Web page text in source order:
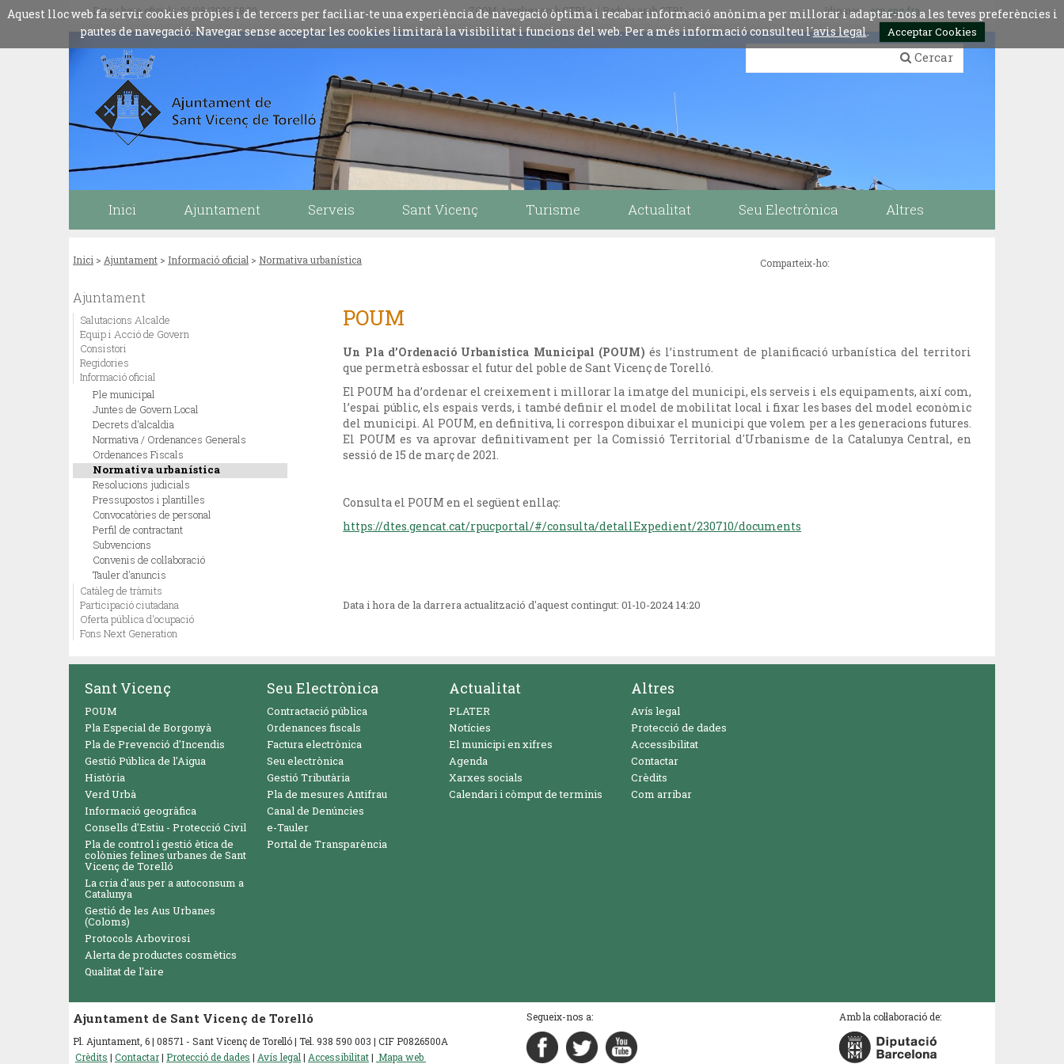
Aquest lloc web fa servir cookies pròpies i de tercers per faciliar-te una experiència de navegació òptima i recabar informació anònima per millorar i adaptar-nos a les teves preferències i
pautes de navegació. Navegar sense acceptar les cookies limitarà la visibilitat i funcions del web. Per a més informació consulteu l´avis legal. Acceptar Cookies
Data i hora oficials: 06/08/2026 08:20 ZOOM: Amplieu amb CTRL+ / Reduïu amb CTRL- Idiomes:esp engfra
Cercar
Inici Ajuntament Serveis Sant Vicenç Turisme Actualitat Seu Electrònica Altres
Inici > Ajuntament > Informació oficial > Normativa urbanística Comparteix-ho:
Ajuntament
Salutacions Alcalde
Equip i Acció de Govern
Consistori
Regidories
Informació oficial
Ple municipal
Juntes de Govern Local
Decrets d'alcaldia
Normativa / Ordenances Generals
Ordenances Fiscals
Normativa urbanística
Resolucions judicials
Pressupostos i plantilles
Convocatòries de personal
Perfil de contractant
Subvencions
Convenis de col·laboració
Tauler d'anuncis
Catàleg de tràmits
Participació ciutadana
Oferta pública d'ocupació
Fons Next Generation
POUM
Un Pla d’Ordenació Urbanística Municipal (POUM)és l’instrument de planificació urbanística del territori
que permetrà esbossar el futur del poble de Sant Vicenç de Torelló.
El POUM ha d’ordenar el creixement i millorar la imatge del municipi, els serveis i els equipaments, així com,
l’espai públic, els espais verds, i també definir el model de mobilitat local i fixar les bases del model econòmic
del municipi. Al POUM, en definitiva, li correspon dibuixar el municipi que volem per a les generacions futures.
El POUM es va aprovar definitivament per la Comissió Territorial d'Urbanisme de la Catalunya Central, en
sessió de 15 de març de 2021.
Consulta el POUM en el següent enllaç:
https://dtes.gencat.cat/rpucportal/#/consulta/detallExpedient/230710/documents
Data i hora de la darrera actualització d'aquest contingut:01-10-2024 14:20
Sant Vicenç
POUM
Pla Especial de Borgonyà
Pla de Prevenció d'Incendis
Gestió Pública de l'Aigua
Història
Verd Urbà
Informació geogràfica
Consells d'Estiu - Protecció Civil
Pla de control i gestió ètica de
colònies felines urbanes de Sant
Vicenç de Torelló
La cria d'aus per a autoconsum a
Catalunya
Gestió de les Aus Urbanes
(Coloms)
Protocols Arbovirosi
Alerta de productes cosmètics
Qualitat de l'aire
Seu Electrònica
Contractació pública
Ordenances fiscals
Factura electrònica
Seu electrònica
Gestió Tributària
Pla de mesures Antifrau
Canal de Denúncies
e-Tauler
Portal de Transparència
Actualitat
PLATER
Notícies
El municipi en xifres
Agenda
Xarxes socials
Calendari i còmput de terminis
Altres
Avís legal
Protecció de dades
Accessibilitat
Contactar
Crèdits
Com arribar
Ajuntament de Sant Vicenç de Torelló
Pl. Ajuntament, 6 | 08571 - Sant Vicenç de Torelló | Tel. 938 590 003 | CIF P0826500A
Crèdits | Contactar| Protecció de dades | Avís legal | Accessibilitat| Mapa web
Segueix-nos a: Amb la col·laboració de: